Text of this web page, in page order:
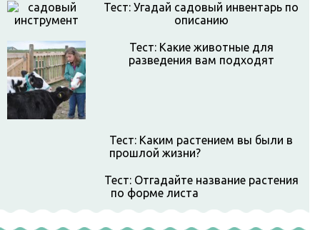
Тест: Угадай садовый инвентарь по
описанию
Тест: Какие животные для
разведения вам подходят
Тест: Каким растением вы были в
прошлой жизни?
Тест: Отгадайте название растения
по форме листа